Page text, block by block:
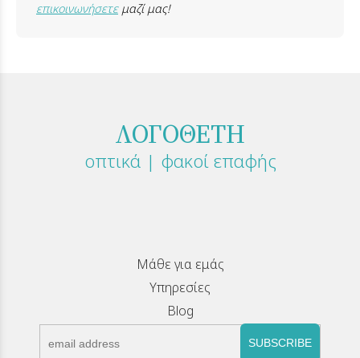
επικοινωνήσετεμαζί μας!
ΛΟΓΟΘΕΤΗ
οπτικά | φακοί επαφής
Μάθε για εμάς
Υπηρεσίες
Blog
SUBSCRIBE